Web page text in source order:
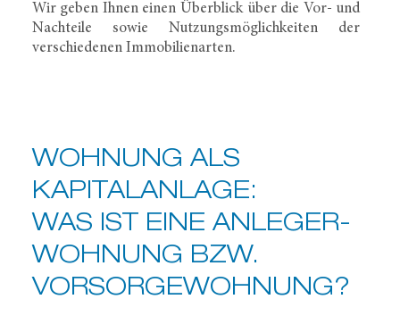
Wir geben Ihnen einen Überblick über die Vor- und
Nachteile sowie Nutzungsmöglichkeiten der
verschiedenen Immobilienarten.
WOHNUNG ALS
KAPITALANLAGE:
WAS IST EINE ANLEGER­
WOHNUNG BZW.
VORSORGE­WOHNUNG?